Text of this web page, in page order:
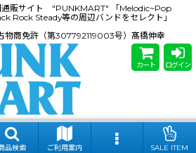
通販サイト "PUNKMART" 「Melodic~Pop
Rock Steady等の周辺バンドをセレクト」
物商免許（第307792119003号）髙橋伸幸
カート ログイン
品検索 ご利用案内 SALE ITEM